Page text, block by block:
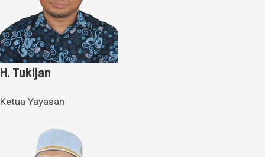
H. Tukijan
Ketua Yayasan